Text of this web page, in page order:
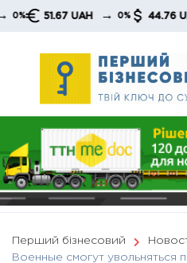
Skip
51.67 UAH → 0% 44.76 UAH
Перший бізнесовий
Военные смогут увольняться